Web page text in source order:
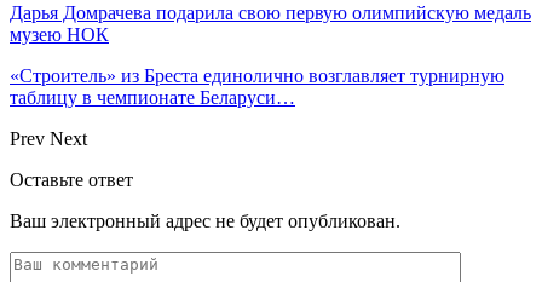
Дарья Домрачева подарила свою первую олимпийскую медаль
музею НОК
«Строитель» из Бреста единолично возглавляет турнирную
таблицу в чемпионате Беларуси…
Prev Next
Оставьте ответ
Ваш электронный адрес не будет опубликован.